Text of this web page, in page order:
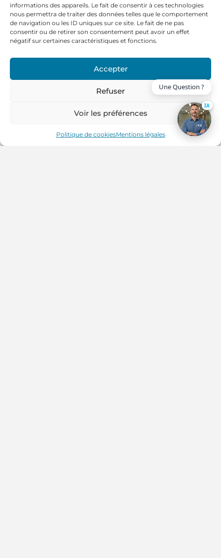
informations des appareils. Le fait de consentir à ces technologies
nous permettra de traiter des données telles que le comportement
de navigation ou les ID uniques sur ce site. Le fait de ne pas
consentir ou de retirer son consentement peut avoir un effet
négatif sur certaines caractéristiques et fonctions.
Accepter
Refuser
Voir les préférences
Politique de cookiesMentions légales
Câblage informatique
Revêtements de sol
Peintures et revêtements muraux
Une Question ?
IA